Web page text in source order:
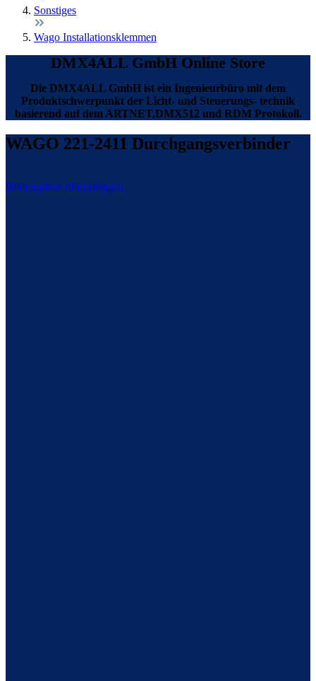
Sonstiges
Wago Installationsklemmen
DMX4ALL GmbH Online Store
Die DMX4ALL GmbH ist ein Ingenieurbüro mit dem
Produktschwerpunkt der Licht- und Steuerungs- technik
basierend auf dem ARTNET,DMX512 und RDM Protokoll.
WAGO 221-2411 Durchgangsverbinder
Bildergalerie überspringen